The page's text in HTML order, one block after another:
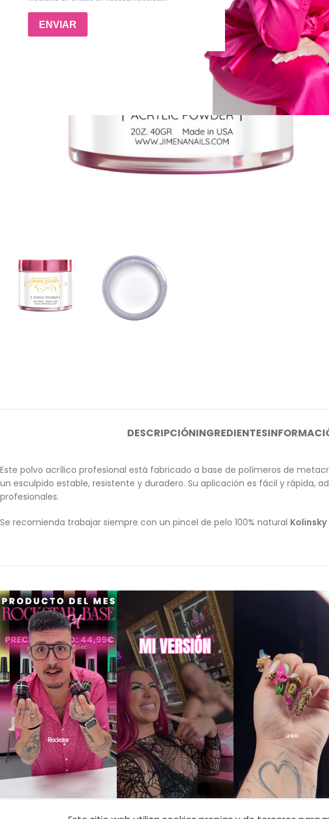
DESCRIPCIÓNINGREDIENTES
Este polvo acrílico profesional está fabricado a base de polímeros de
un esculpido estable, resistente y duradero. Su aplicación es fácil y
profesionales.
Se recomienda trabajar siempre con un pincel de pelo 100% natural Kolinsky